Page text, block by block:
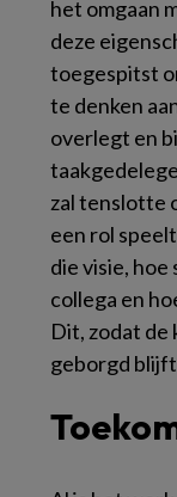
het omgaan
deze
toegespitst
te denken
overlegt en
zal tenslotte
een rol
die visie,
collega en
Dit, zodat
geborgd